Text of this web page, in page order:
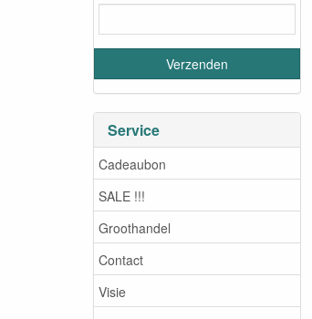
Service
Cadeaubon
SALE !!!
Groothandel
Contact
Visie